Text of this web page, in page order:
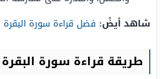
شاهد أيضً: فضل قراءة سورة البقرة
طريقة قراءة سورة البقرة